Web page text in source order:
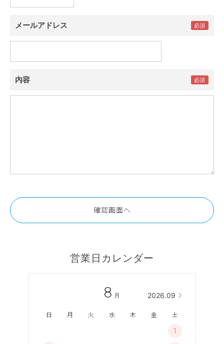
メールアドレス
内容
営業日カレンダー
8 月 2026.09
日 月 火 水 木 金 土
1